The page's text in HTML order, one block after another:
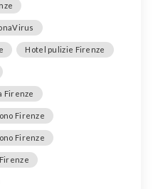
Hotel pulizie Firenze
Firenze
Firenze
Firenze